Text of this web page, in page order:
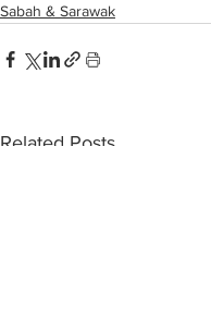
Sabah & Sarawak
Related Posts